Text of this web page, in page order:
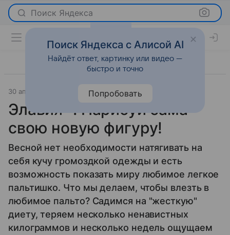
Поиск Яндекса
30 апреля 2013 Новости
Элавия®. Нарисуй сама
свою новую фигуру!
Весной нет необходимости натягивать на
себя кучу громоздкой одежды и есть
возможность показать миру любимое легкое
пальтишко. Что мы делаем, чтобы влезть в
любимое пальто? Садимся на "жесткую"
диету, теряем несколько ненавистных
килограммов и несколько недель ощущаем
Поиск Яндекса с Алисой AI
Найдёт ответ, картинку или видео —
быстро и точно
Попробовать